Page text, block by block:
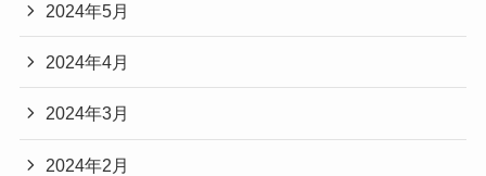
2024年5月
2024年4月
2024年3月
2024年2月